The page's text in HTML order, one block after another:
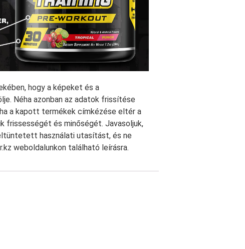
hogy a képeket és a
Néha azonban az adatok frissítése
a kapott termékek címkézése eltér a
és minőségét. Javasoljuk,
használati utasítást, és ne
weboldalunkon található leírásra.